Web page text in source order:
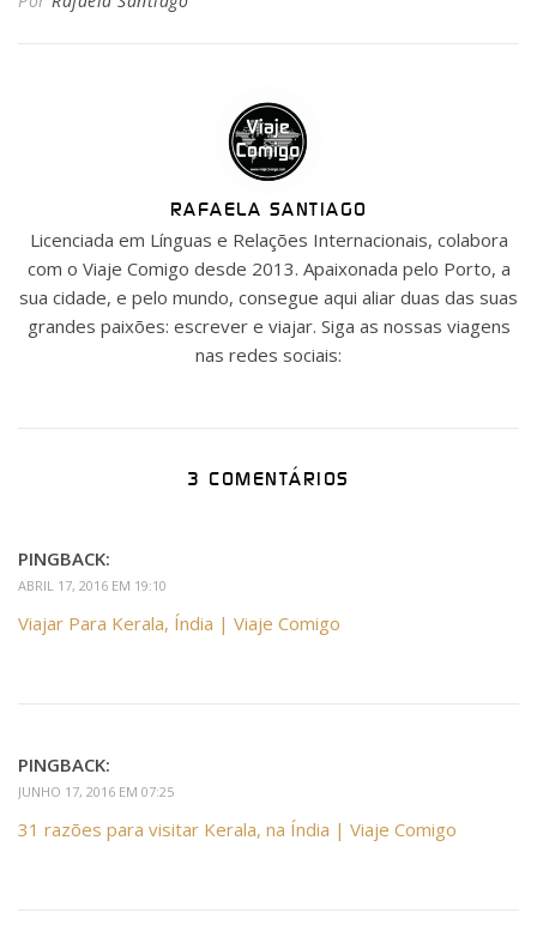
RAFAELA SANTIAGO
Licenciada em Línguas e Relações Internacionais, colabora
com o Viaje Comigo desde 2013. Apaixonada pelo Porto, a
sua cidade, e pelo mundo, consegue aqui aliar duas das suas
grandes paixões: escrever e viajar. Siga as nossas viagens
nas redes sociais:
3 COMENTÁRIOS
PINGBACK:
ABRIL 17, 2016 EM 19:10
Viajar Para Kerala, Índia | Viaje Comigo
PINGBACK:
JUNHO 17, 2016 EM 07:25
31 razões para visitar Kerala, na Índia | Viaje Comigo